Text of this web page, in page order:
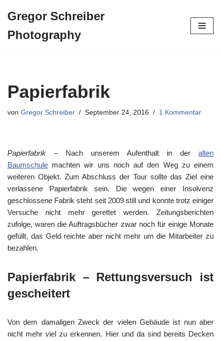
Inhalt
Gregor Schreiber
Photography
Papierfabrik
von Gregor Schreiber September 24, 2016 1 Kommentar
Papierfabrik – Nach unserem Aufenthalt in der alten
Baumschule machten wir uns noch auf den Weg zu einem
weiteren Objekt. Zum Abschluss der Tour sollte das Ziel eine
verlassene Papierfabrik sein. Die wegen einer Insolvenz
geschlossene Fabrik steht seit 2009 still und konnte trotz einiger
Versuche nicht mehr gerettet werden. Zeitungsberichten
zufolge, waren die Auftragsbücher zwar noch für einige Monate
gefüllt, das Geld reichte aber nicht mehr um die Mitarbeiter zu
bezahlen.
Papierfabrik – Rettungsversuch ist
gescheitert
Von dem damaligen Zweck der vielen Gebäude ist nun aber
nicht mehr viel zu erkennen. Hier und da sind bereits Decken